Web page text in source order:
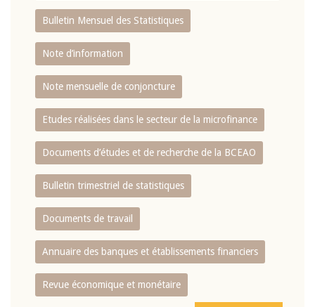
Bulletin Mensuel des Statistiques
Note d’information
Note mensuelle de conjoncture
Etudes réalisées dans le secteur de la microfinance
Documents d’études et de recherche de la BCEAO
Bulletin trimestriel de statistiques
Documents de travail
Annuaire des banques et établissements financiers
Revue économique et monétaire